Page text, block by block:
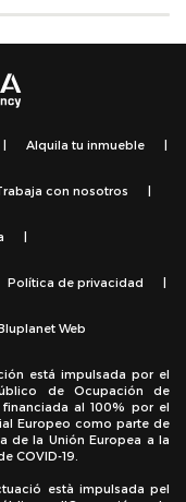
| Alquila tu inmueble |
con nosotros |
|
Política de privacidad |
Web
está impulsada por el
de Ocupación de
financiada al 100% por el
Europeo como parte de
de la Unión Europea a la
COVID-19.
està impulsada pel